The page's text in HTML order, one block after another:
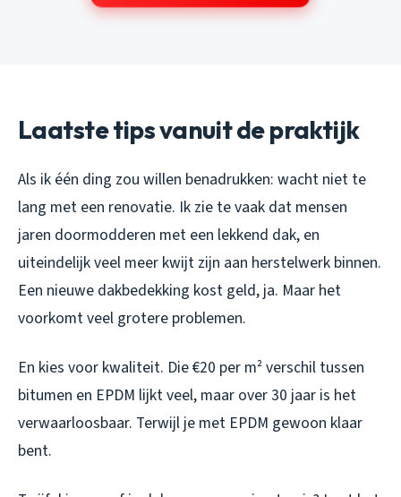
Laatste tips vanuit de praktijk
Als ik één ding zou willen benadrukken: wacht niet te
lang met een renovatie. Ik zie te vaak dat mensen
jaren doormodderen met een lekkend dak, en
uiteindelijk veel meer kwijt zijn aan herstelwerk binnen.
Een nieuwe dakbedekking kost geld, ja. Maar het
voorkomt veel grotere problemen.
En kies voor kwaliteit. Die €20 per m² verschil tussen
bitumen en EPDM lijkt veel, maar over 30 jaar is het
verwaarloosbaar. Terwijl je met EPDM gewoon klaar
bent.